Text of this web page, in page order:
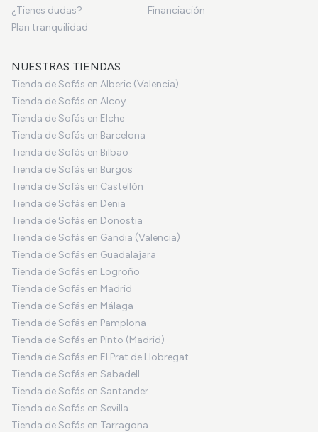
¿Tienes dudas?
Financiación
Plan tranquilidad
NUESTRAS TIENDAS
Tienda de Sofás en Alberic (Valencia)
Tienda de Sofás en Alcoy
Tienda de Sofás en Elche
Tienda de Sofás en Barcelona
Tienda de Sofás en Bilbao
Tienda de Sofás en Burgos
Tienda de Sofás en Castellón
Tienda de Sofás en Denia
Tienda de Sofás en Donostia
Tienda de Sofás en Gandia (Valencia)
Tienda de Sofás en Guadalajara
Tienda de Sofás en Logroño
Tienda de Sofás en Madrid
Tienda de Sofás en Málaga
Tienda de Sofás en Pamplona
Tienda de Sofás en Pinto (Madrid)
Tienda de Sofás en El Prat de Llobregat
Tienda de Sofás en Sabadell
Tienda de Sofás en Santander
Tienda de Sofás en Sevilla
Tienda de Sofás en Tarragona